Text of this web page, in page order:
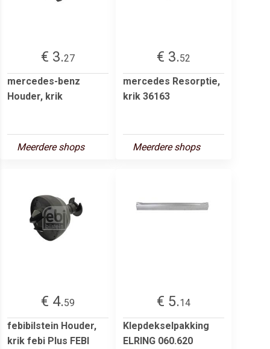
€ 3.27
mercedes-benz
Houder, krik
Meerdere shops
€ 3.52
mercedes Resorptie,
krik 36163
Meerdere shops
€ 4.59
febibilstein Houder,
krik febi Plus FEBI
€ 5.14
Klepdekselpakking
ELRING 060.620